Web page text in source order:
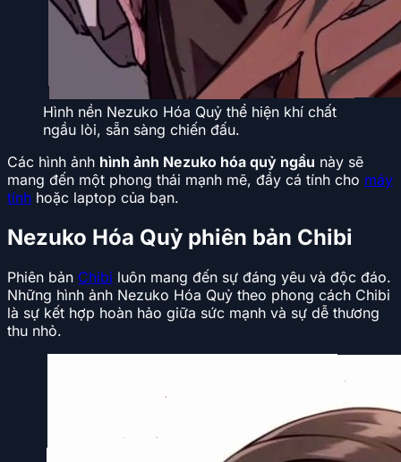
Hình nền Nezuko Hóa Quỷ thể hiện khí chất
ngầu lòi, sẵn sàng chiến đấu.
Các hình ảnh hình ảnh Nezuko hóa quỷ ngầu này sẽ
mang đến một phong thái mạnh mẽ, đầy cá tính cho máy
tính hoặc laptop của bạn.
Nezuko Hóa Quỷ phiên bản Chibi
Phiên bản Chibi luôn mang đến sự đáng yêu và độc đáo.
Những hình ảnh Nezuko Hóa Quỷ theo phong cách Chibi
là sự kết hợp hoàn hảo giữa sức mạnh và sự dễ thương
thu nhỏ.